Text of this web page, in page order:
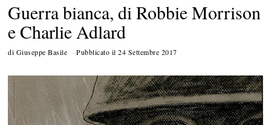
Guerra bianca, di Robbie Morrison
e Charlie Adlard
di Giuseppe Basile Pubblicato il 24 Settembre 2017
o
v
e
m
b